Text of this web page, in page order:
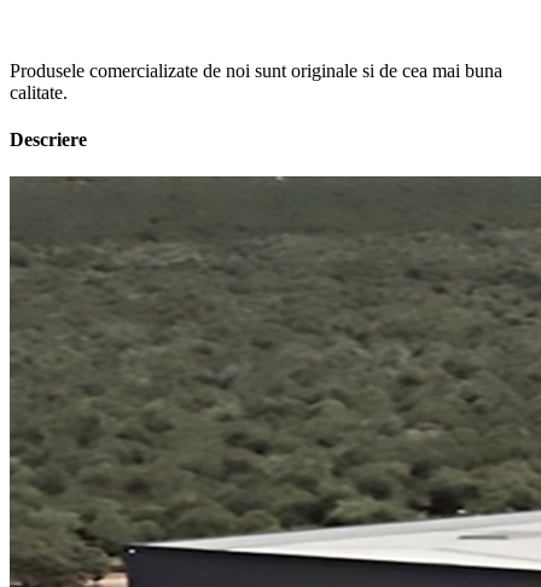
Produsele comercializate de noi sunt originale si de cea mai buna
calitate.
Descriere